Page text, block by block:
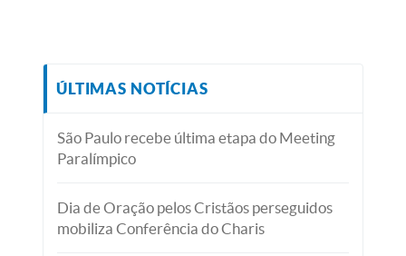
ÚLTIMAS NOTÍCIAS
São Paulo recebe última etapa do Meeting
Paralímpico
Dia de Oração pelos Cristãos perseguidos
mobiliza Conferência do Charis